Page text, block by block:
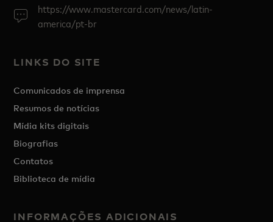
https://www.mastercard.com/news/latin-
america/pt-br
LINKS DO SITE
Comunicados de imprensa
Resumos de notícias
Mídia kits digitais
Biografias
Contatos
Biblioteca de mídia
INFORMAÇÕES ADICIONAIS